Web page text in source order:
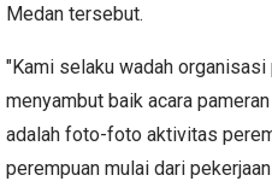
Medan tersebut.
"Kami selaku wadah
menyambut baik acara
adalah foto-foto aktivitas
perempuan mulai dari